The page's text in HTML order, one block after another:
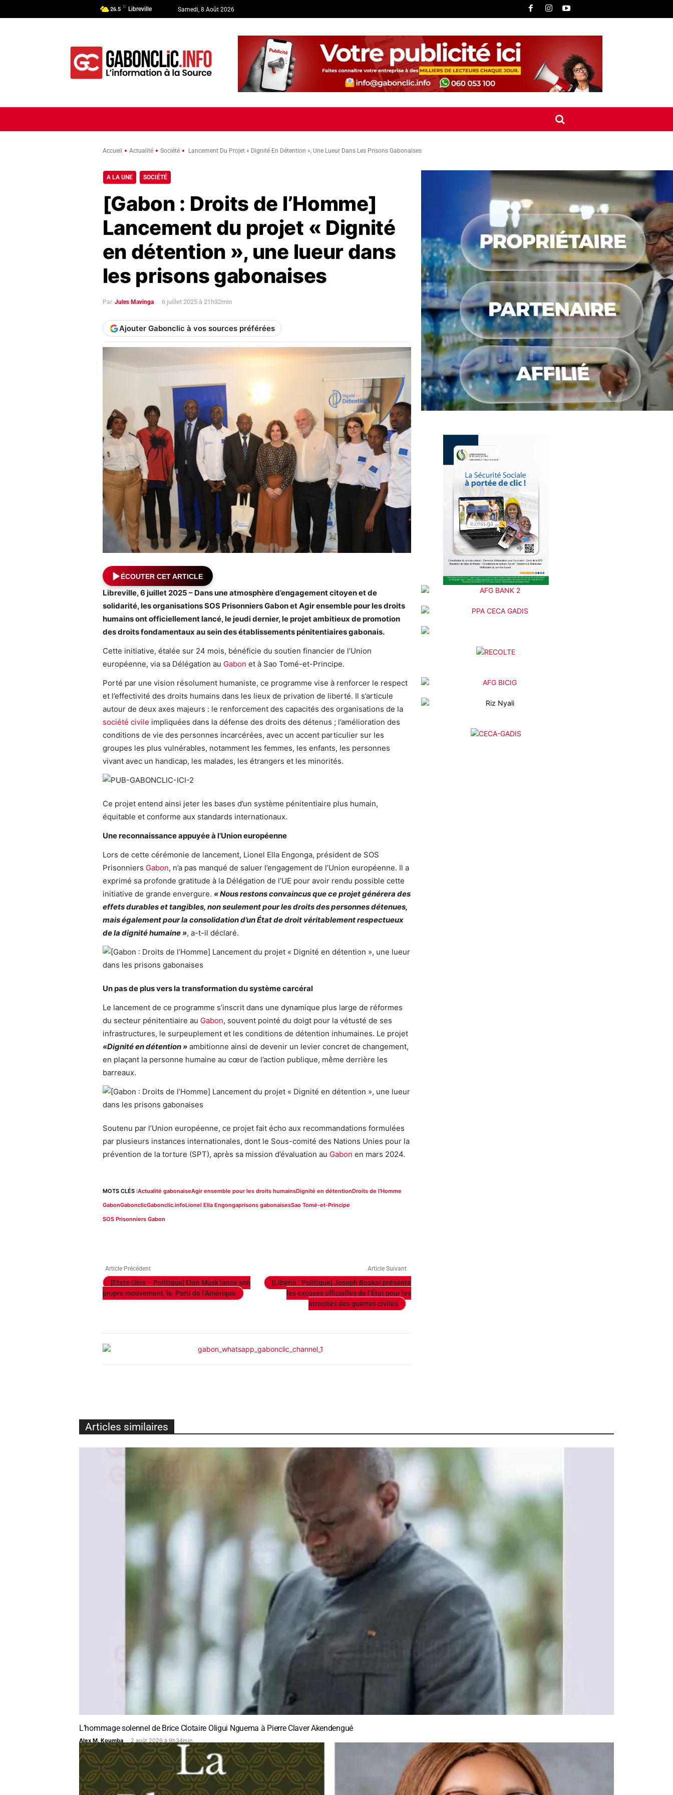
26.5 C Libreville Samedi, 8 Août 2026
CONTACT
Accueil Actualité Société Lancement Du Projet « Dignité En Détention », Une Lueur Dans Les Prisons Gabonaises
A LA UNE SOCIÉTÉ
[Gabon : Droits de l’Homme]
Lancement du projet « Dignité
en détention », une lueur dans
les prisons gabonaises
Par Jules Mavinga 6 juillet 2025 à 21h32min
Ajouter Gabonclic à vos sources préférées
ÉCOUTER CET ARTICLE
Libreville,6 juillet 2025 – Dans une atmosphère d’engagement citoyen et de
solidarité, les organisations SOS Prisonniers Gabon et Agirensemble pour lesdroits
humains ont officiellement lancé, le jeudi dernier, le projet ambitieux de promotion
des droits fondamentaux au sein des établissements pénitentiaires gabonais.
Cette initiative, étalée sur 24 mois, bénéficie du soutien financier de l’Union
européenne, via sa Délégation au Gabon et à Sao Tomé-et-Principe.
Porté par une vision résolument humaniste, ce programme vise à renforcer le respect
et l’effectivité des droits humains dans les lieux de privation de liberté. Il s’articule
autour de deux axes majeurs : le renforcement des capacités des organisations de la
société civile impliquées dans la défense des droits des détenus ; l’amélioration des
conditions de vie des personnes incarcérées, avec un accent particulier sur les
groupes les plus vulnérables, notamment les femmes, les enfants, les personnes
vivant avec un handicap, les malades, les étrangers et les minorités.
Ce projet entend ainsi jeter les bases d’un système pénitentiaire plus humain,
équitable et conforme aux standards internationaux.
Une reconnaissance appuyée à l’Union européenne
Lors de cette cérémonie de lancement, Lionel Ella Engonga, président de SOS
Prisonniers Gabon, n’a pas manqué de saluer l’engagement de l’Union européenne. Il a
exprimé sa profonde gratitude à la Délégation de l’UE pour avoir rendu possible cette
initiative de grande envergure. « Nous restons convaincus que ce projet générera des
effets durables et tangibles, non seulement pour les droits des personnes détenues,
mais également pour la consolidation d’un État de droit véritablement respectueux
de la dignité humaine », a-t-il déclaré.
Un pas de plus vers la transformation du système carcéral
Le lancement de ce programme s’inscrit dans une dynamique plus large de réformes
du secteur pénitentiaire au Gabon, souvent pointé du doigt pour la vétusté de ses
infrastructures, le surpeuplement et les conditions de détention inhumaines. Le projet
«Dignité endétention »ambitionne ainsi de devenir un levier concret de changement,
en plaçant la personne humaine au cœur de l’action publique, même derrière les
barreaux.
Soutenu par l’Union européenne, ce projet fait écho aux recommandations formulées
par plusieurs instances internationales, dont le Sous-comité des Nations Unies pour la
prévention de la torture (SPT), après sa mission d’évaluation au Gabon en mars 2024.
MOTS CLÉS :Actualité gabonaiseAgir ensemble pour les droits humainsDignité en détentionDroits de l’Homme
GabonGabonclicGabonclic.infoLionel Ella Engongaprisons gabonaisesSao Tomé-et-Principe
SOS Prisonniers Gabon
Article Précédent
[Etats-Unis – Politique] Elon Musk lance son
propre mouvement, le Parti de l’Amérique
Article Suivant
[Libéria : Politique] Joseph Boakai présente
les excuses officielles de l’État pour les
atrocités des guerres civiles
Articles similaires
L’hommage solennel de Brice Clotaire Oligui Nguema à Pierre Claver Akendengué
Alex M. Koumba - 2 août 2026 à 9h34min